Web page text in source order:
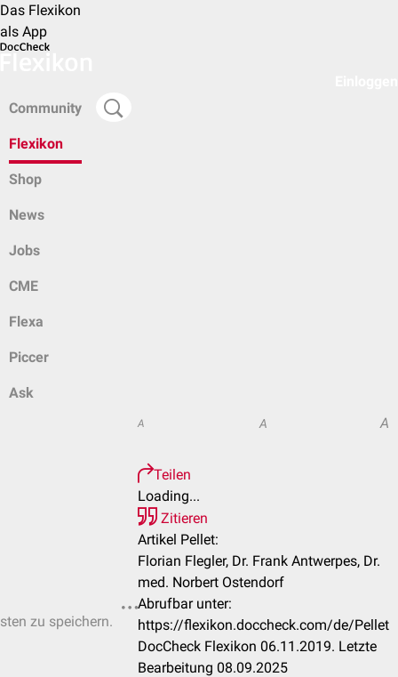
Das Flexikon
als App
Community
Flexikon
Shop
News
Jobs
CME
Flexa
Piccer
Ask
zu speichern.
A A A
Teilen
Loading...
Zitieren
Artikel Pellet:
Florian Flegler, Dr. Frank Antwerpes, Dr.
med. Norbert Ostendorf
Abrufbar unter:
https://flexikon.doccheck.com/de/Pellet
DocCheck Flexikon 06.11.2019. Letzte
Bearbeitung 08.09.2025